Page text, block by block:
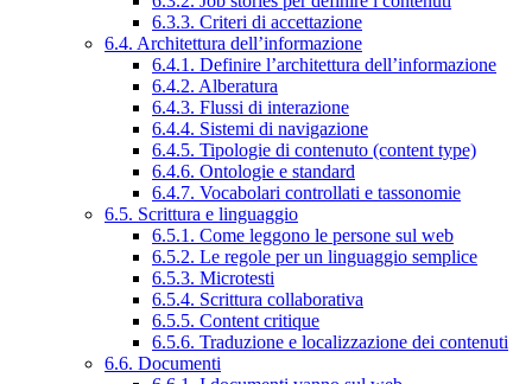
6.3.3. Criteri di accettazione
6.4. Architettura dell’informazione
6.4.1. Definire l’architettura dell’informazione
6.4.2. Alberatura
6.4.3. Flussi di interazione
6.4.4. Sistemi di navigazione
6.4.5. Tipologie di contenuto (content type)
6.4.6. Ontologie e standard
6.4.7. Vocabolari controllati e tassonomie
6.5. Scrittura e linguaggio
6.5.1. Come leggono le persone sul web
6.5.2. Le regole per un linguaggio semplice
6.5.3. Microtesti
6.5.4. Scrittura collaborativa
6.5.5. Content critique
6.5.6. Traduzione e localizzazione dei contenuti
6.6. Documenti